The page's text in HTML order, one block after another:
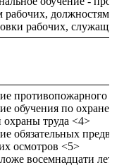
рабочих, должностям
рабочих, служащих
противопожарного
обучения по охране
охраны труда <4>
обязательных
осмотров <5>
восемнадцати лет